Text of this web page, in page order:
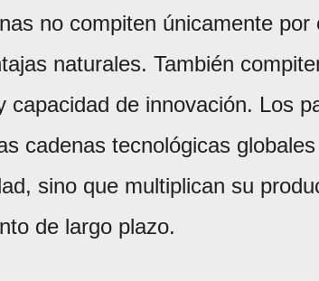
no compiten únicamente por
naturales. También
capacidad de innovación. Los
cadenas tecnológicas
sino que multiplican su
de largo plazo.